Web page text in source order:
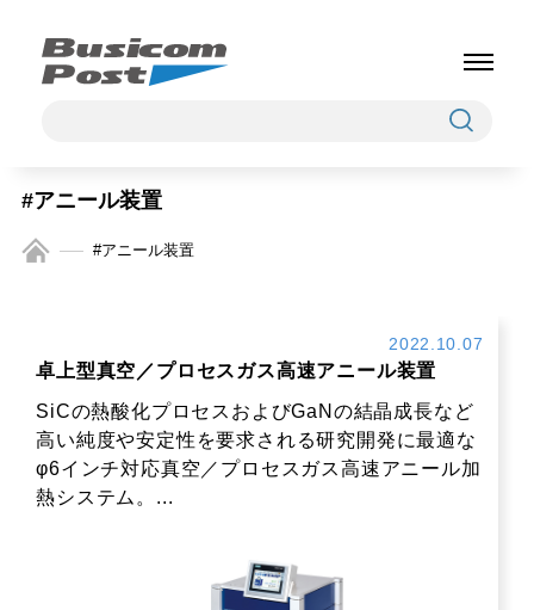
#アニール装置
#アニール装置
2022.10.07
卓上型真空／プロセスガス高速アニール装置
SiCの熱酸化プロセスおよびGaNの結晶成長など
高い純度や安定性を要求される研究開発に最適な
φ6インチ対応真空／プロセスガス高速アニール加
熱システム。...